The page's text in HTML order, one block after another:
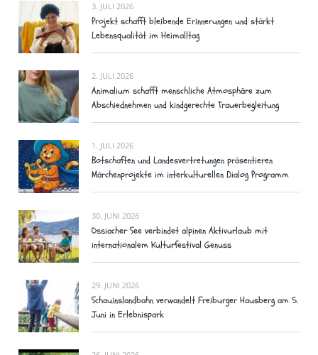
3. JULI 2026
Projekt schafft bleibende Erinnerungen und stärkt
Lebensqualität im Heimalltag
2. JULI 2026
Animalium schafft menschliche Atmosphäre zum
Abschiednehmen und kindgerechte Trauerbegleitung
1. JULI 2026
Botschaften und Landesvertretungen präsentieren
Märchenprojekte im interkulturellen Dialog Programm
30. JUNI 2026
Ossiacher See verbindet alpinen Aktivurlaub mit
internationalem Kulturfestival Genuss
29. JUNI 2026
Schauinslandbahn verwandelt Freiburger Hausberg am 5.
Juni in Erlebnispark